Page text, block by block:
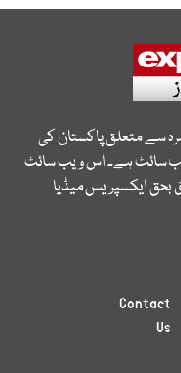
سے متعلق پاکستان کی
سائٹ ہے۔ اس ویب سائٹ
بحق ایکسپریس میڈیا
Contact
Us